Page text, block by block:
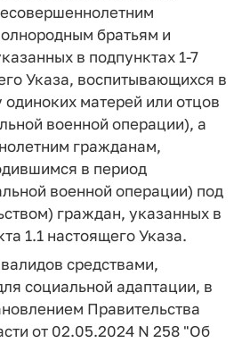
братьям и
в подпунктах 1-7
Указа, воспитывающихся в
матерей или отцов
военной операции), а
гражданам,
в период
военной операции) под
граждан, указанных в
1.1 настоящего Указа.
средствами,
социальной адаптации, в
Правительства
от 02.05.2024 N 258 "Об